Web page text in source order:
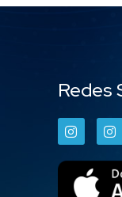
Redes